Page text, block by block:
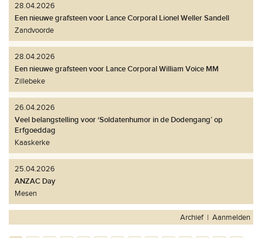
28.04.2026
Een nieuwe grafsteen voor Lance Corporal Lionel Weller Sandell
Zandvoorde
28.04.2026
Een nieuwe grafsteen voor Lance Corporal William Voice MM
Zillebeke
26.04.2026
Veel belangstelling voor ‘Soldatenhumor in de Dodengang’ op
Erfgoeddag
Kaaskerke
25.04.2026
ANZAC Day
Mesen
Archief | Aanmelden